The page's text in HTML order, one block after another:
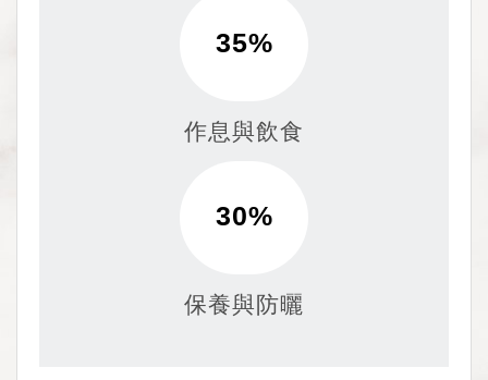
作息與飲食
保養與防曬